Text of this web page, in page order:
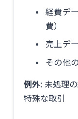
経費デ
費）
売上デ
その他
例外: 未処理
特殊な取引